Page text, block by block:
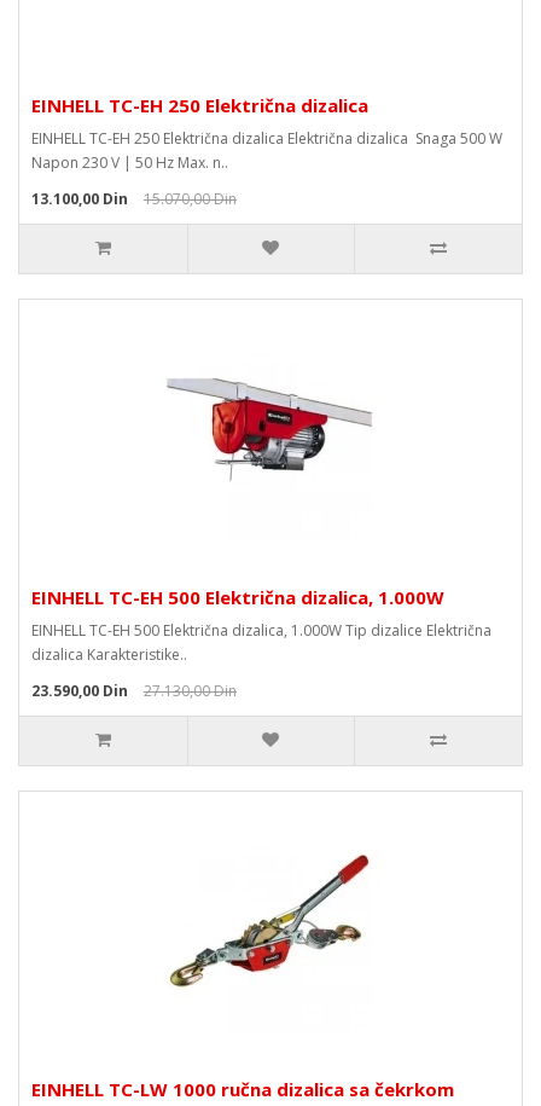
EINHELL TC-EH 250 Električna dizalica
EINHELL TC-EH 250 Električna dizalica Električna dizalica Snaga 500 W
Napon 230 V | 50 Hz Max. n..
13.100,00 Din
15.070,00 Din
EINHELL TC-EH 500 Električna dizalica, 1.000W
EINHELL TC-EH 500 Električna dizalica, 1.000W Tip dizalice Električna
dizalica Karakteristike..
23.590,00 Din
27.130,00 Din
EINHELL TC-LW 1000 ručna dizalica sa čekrkom